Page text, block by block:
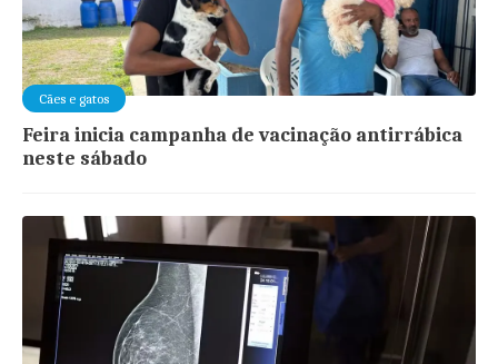
Cães e gatos
Feira inicia campanha de vacinação antirrábica
neste sábado